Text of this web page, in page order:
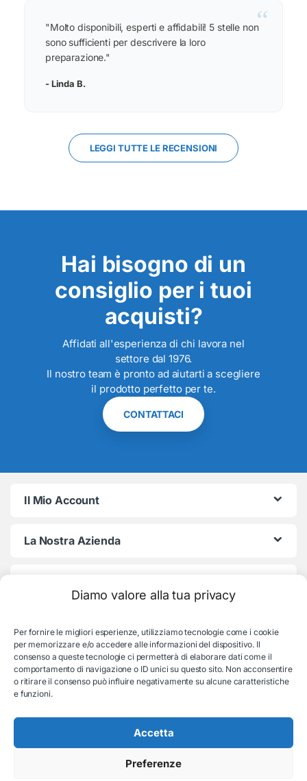
Diamo valore alla tua privacy
Per fornire le migliori esperienze, utilizziamo tecnologie come i cookie
per memorizzare e/o accedere alle informazioni del dispositivo. Il
consenso a queste tecnologie ci permetterà di elaborare dati come il
comportamento di navigazione o ID unici su questo sito. Non acconsentire
o ritirare il consenso può influire negativamente su alcune caratteristiche
e funzioni.
Accetta
Preferenze
“
"Molto disponibili, esperti e affidabili! 5 stelle non
sono sufficienti per descrivere la loro
preparazione."
- Linda B.
LEGGI TUTTE LE RECENSIONI
Hai bisogno di un
consiglio per i tuoi
acquisti?
Affidati all'esperienza di chi lavora nel
settore dal 1976.
Il nostro team è pronto ad aiutarti a scegliere
il prodotto perfetto per te.
CONTATTACI
Il Mio Account
La Nostra Azienda
035-19831192